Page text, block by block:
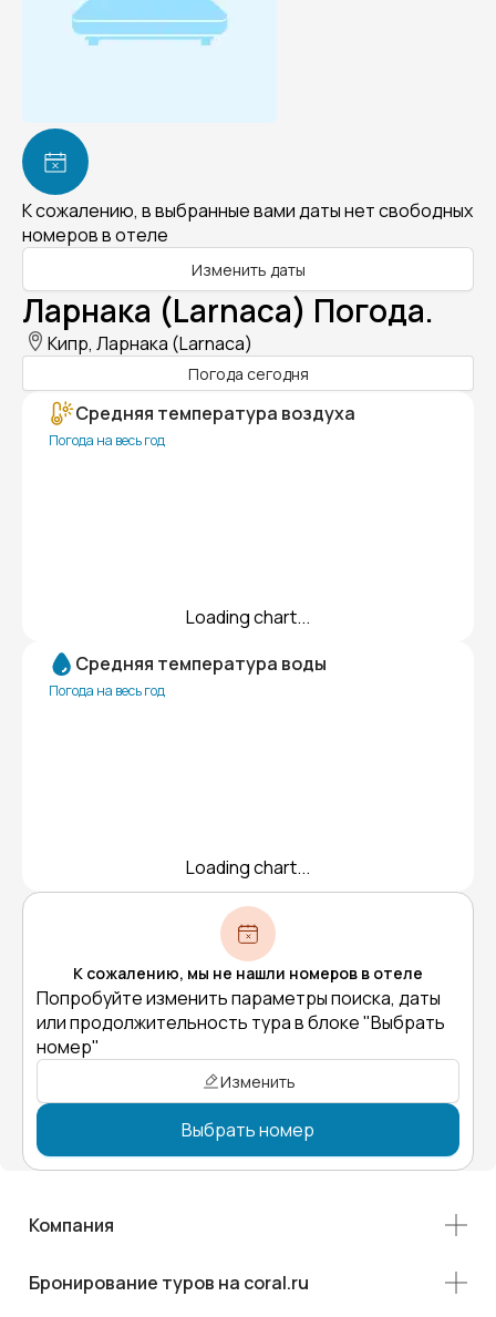
К сожалению, в выбранные вами даты нет свободных
номеров в отеле
Изменить даты
Ларнака (Larnaca) Погода.
Кипр, Ларнака (Larnaca)
Погода сегодня
Средняя температура воздуха
Погода на весь год
Loading chart...
Средняя температура воды
Погода на весь год
Loading chart...
К сожалению, мы не нашли номеров в отеле
Попробуйте изменить параметры поиска, даты
или продолжительность тура в блоке "Выбрать
номер"
Изменить
Выбрать номер
Компания
Бронирование туров на coral.ru